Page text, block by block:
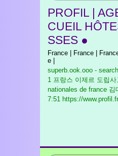
PROFIL |
CUEIL
SSES ●
France | France |
e |
superb.ook.ooo -
1 프랑스 이제르 도립
nationales de france 김
7:51 https://